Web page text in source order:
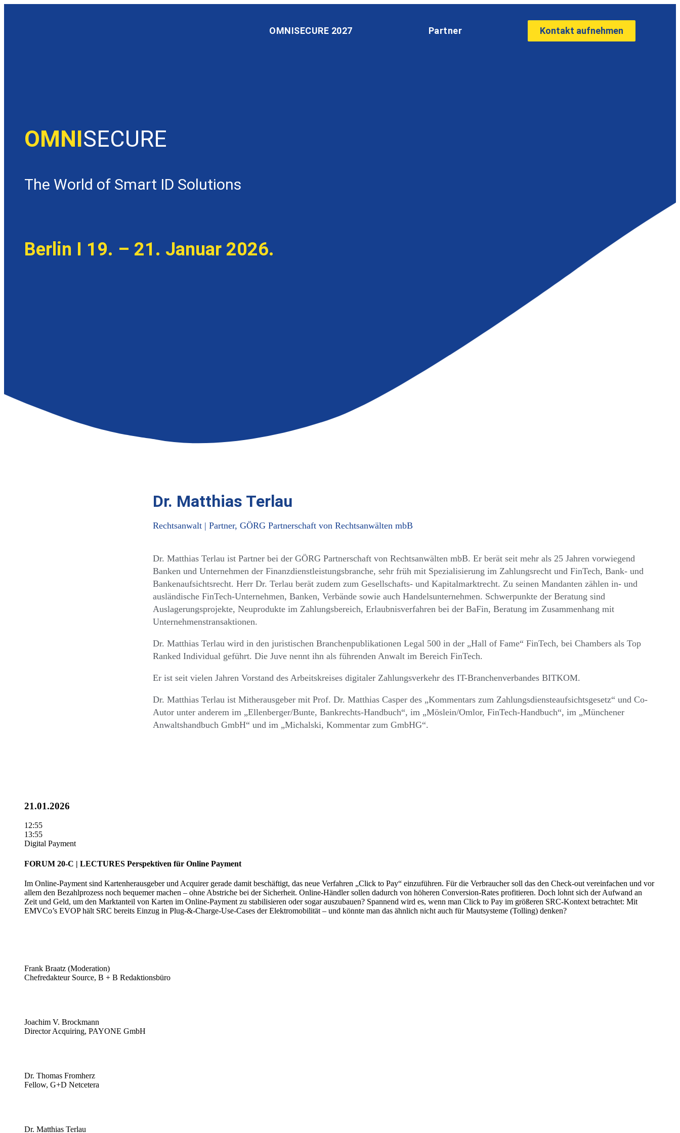
OMNISECURE 2027 Partner Kontakt aufnehmen
OMNISECURE
The World of Smart ID Solutions
Berlin I 19. – 21. Januar 2026.
Dr. Matthias Terlau
Rechtsanwalt | Partner, GÖRG Partnerschaft von Rechtsanwälten mbB
Dr. Matthias Terlau ist Partner bei der GÖRG Partnerschaft von Rechtsanwälten mbB. Er berät seit mehr als 25 Jahren vorwiegend
Banken und Unternehmen der Finanzdienstleistungsbranche, sehr früh mit Spezialisierung im Zahlungsrecht und FinTech, Bank- und
Bankenaufsichtsrecht. Herr Dr. Terlau berät zudem zum Gesellschafts- und Kapitalmarktrecht. Zu seinen Mandanten zählen in- und
ausländische FinTech-Unternehmen, Banken, Verbände sowie auch Handelsunternehmen. Schwerpunkte der Beratung sind
Auslagerungsprojekte, Neuprodukte im Zahlungsbereich, Erlaubnisverfahren bei der BaFin, Beratung im Zusammenhang mit
Unternehmenstransaktionen.
Dr. Matthias Terlau wird in den juristischen Branchenpublikationen Legal 500 in der „Hall of Fame“ FinTech, bei Chambers als Top
Ranked Individual geführt. Die Juve nennt ihn als führenden Anwalt im Bereich FinTech.
Er ist seit vielen Jahren Vorstand des Arbeitskreises digitaler Zahlungsverkehr des IT-Branchenverbandes BITKOM.
Dr. Matthias Terlau ist Mitherausgeber mit Prof. Dr. Matthias Casper des „Kommentars zum Zahlungsdiensteaufsichtsgesetz“ und Co-
Autor unter anderem im „Ellenberger/Bunte, Bankrechts-Handbuch“, im „Möslein/Omlor, FinTech-Handbuch“, im „Münchener
Anwaltshandbuch GmbH“ und im „Michalski, Kommentar zum GmbHG“.
21.01.2026
12:55
13:55
Digital Payment
FORUM 20-C | LECTURES Perspektiven für Online Payment
Im Online-Payment sind Kartenherausgeber und Acquirer gerade damit beschäftigt, das neue Verfahren „Click to Pay“ einzuführen. Für die Verbraucher soll das den Check-out vereinfachen und vor
allem den Bezahlprozess noch bequemer machen – ohne Abstriche bei der Sicherheit. Online-Händler sollen dadurch von höheren Conversion-Rates profitieren. Doch lohnt sich der Aufwand an
Zeit und Geld, um den Marktanteil von Karten im Online-Payment zu stabilisieren oder sogar auszubauen? Spannend wird es, wenn man Click to Pay im größeren SRC-Kontext betrachtet: Mit
EMVCo’s EVOP hält SRC bereits Einzug in Plug-&-Charge-Use-Cases der Elektromobilität – und könnte man das ähnlich nicht auch für Mautsysteme (Tolling) denken?
Frank Braatz (Moderation)
Chefredakteur Source, B + B Redaktionsbüro
Joachim V. Brockmann
Director Acquiring, PAYONE GmbH
Dr. Thomas Fromherz
Fellow, G+D Netcetera
Dr. Matthias Terlau